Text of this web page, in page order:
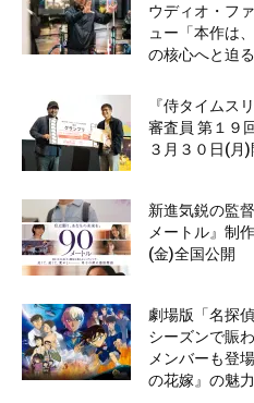
ウディオ・フ
ュー「本作は
の核心へと迫る
『侍タイムス
審査員 第１９
３月３０日(月
新進気鋭の監
メートル』制
(金)全国公開
劇場版「名探
シーズンで賑
メンバーも登
の花嫁』の魅